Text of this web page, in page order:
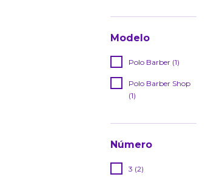
Modelo
Polo Barber (1)
Polo Barber Shop
(1)
Número
3 (2)